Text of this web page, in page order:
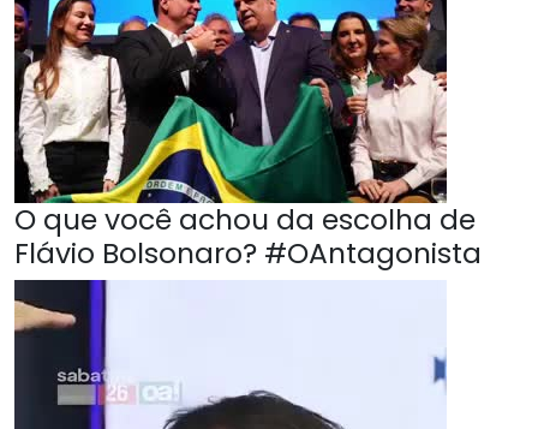
O que você achou da escolha de
Flávio Bolsonaro? #OAntagonista